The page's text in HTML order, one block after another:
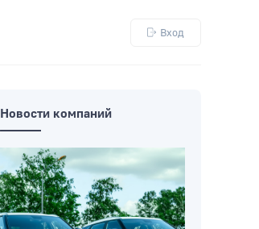
Вход
Новости компаний